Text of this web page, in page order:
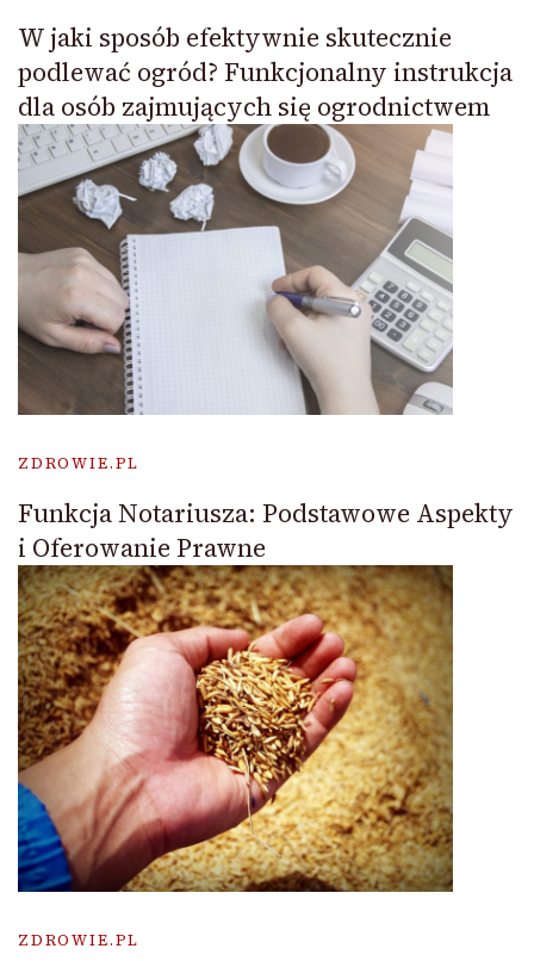
W jaki sposób efektywnie skutecznie
podlewać ogród? Funkcjonalny instrukcja
dla osób zajmujących się ogrodnictwem
ZDROWIE.PL
Funkcja Notariusza: Podstawowe Aspekty
i Oferowanie Prawne
ZDROWIE.PL